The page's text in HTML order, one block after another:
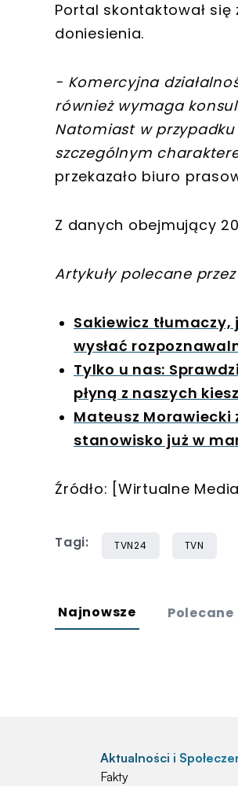
Portal skontaktował
doniesienia.
- Komercyjna
również wymaga
Natomiast w przypadku
szczególnym
przekazało biuro
Z danych obejmujący
Artykuły polecane
Sakiewicz
wysłać
Tylko u nas:
płyną z naszych
Mateusz Morawiecki
stanowisko już w
Źródło: [Wirtualne Media]
Tagi: TVN24 TVN
Najnowsze Polecane
Aktualności i
Fakty